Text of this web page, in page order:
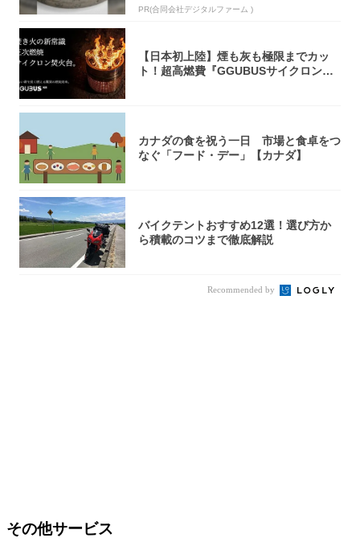
PR(合同会社デジタルファーム )
【日本初上陸】煙も灰も極限までカッ
ト！超高燃費『GGUBUSサイクロン焚
カナダの食を祝う一日 市場と食卓をつ
なぐ「フード・デー」【カナダ】
バイクテントおすすめ12選！選び方か
ら積載のコツまで徹底解説
Recommended by
その他サービス